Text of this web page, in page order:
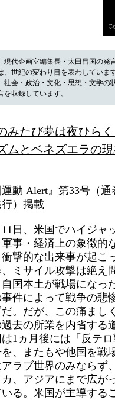
現代企画室編集長・太田昌国の発
、世紀の変わり目を表わしています
社会・政治・文化・思想・文学の
を収録しています。
みたび夢は夜ひら
ムとベネズエラの
運動 Alert』第33号（通
）掲載
日、米国でハイジャ
事・経済上の象徴的
撃的な出来事が起こ
ミサイル攻撃は絶え
国本土が戦場になっ
件によって戦争の悲
。だが、この痛まし
去の所業を内省する
1ヵ月後には「反テ
、またもや他国を戦
ラブ世界のみならず
、アジアにまで広が
る。米国が主導する